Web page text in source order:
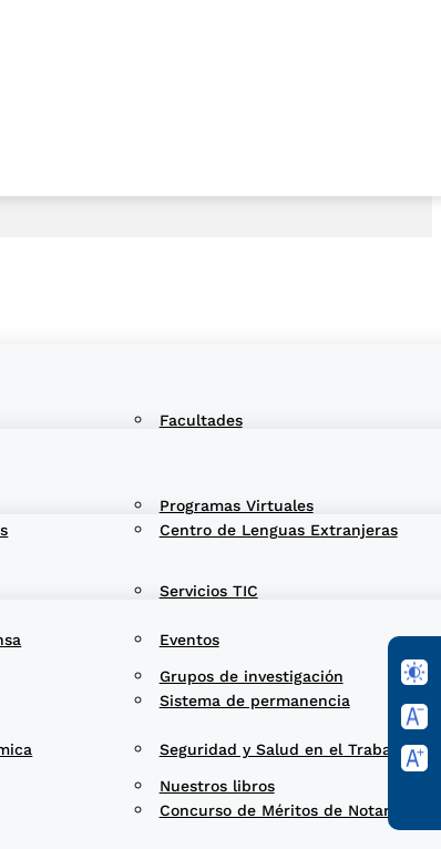
Facultades
Centro de Lenguas Extranjeras
Eventos
Seguridad y Salud en el Trabajo
Programas Virtuales
Servicios TIC
Sistema de permanencia
Concurso de Méritos de Notarios
Grupos de investigación
Nuestros libros